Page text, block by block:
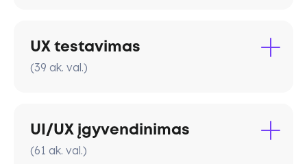
UX testavimas
(39 ak. val.)
UI/UX įgyvendinimas
(61 ak. val.)